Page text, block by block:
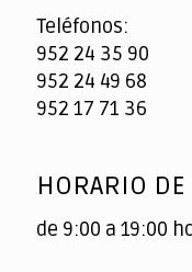
Teléfonos:
952 24 35 90
952 24 49 68
952 17 71 36
HORARIO
de 9:00 a 19:00